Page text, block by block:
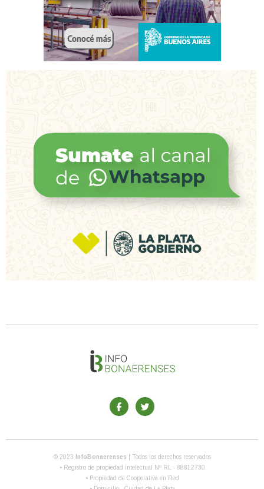
© 2023 InfoBonaerenses
| Todos los derechos reservados
• Registro de propiedad intelectual Nº RL - 88812730
• Propiedad de Cooperativa en Red